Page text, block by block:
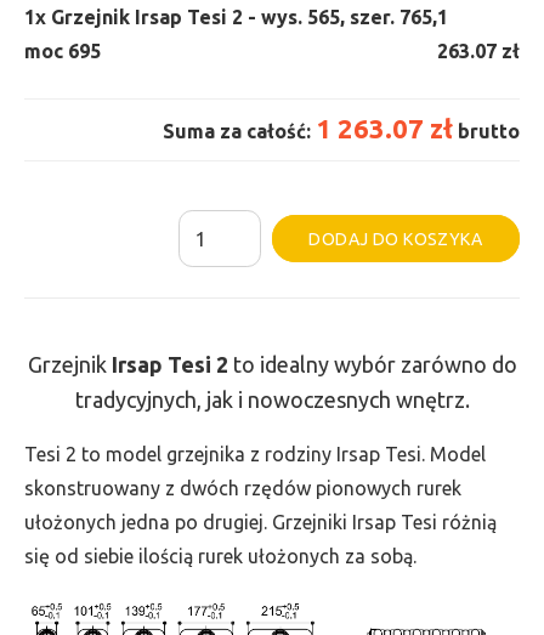
1x Grzejnik Irsap Tesi 2 - wys. 565, szer. 765,
moc 695
1
263.07 zł
Suma za całość: 1 263.07 zł brutto
ilość
Grzejnik
2
-
565,
szer.
765,
moc
695
DODAJ DO KOSZYKA
Grzejnik Irsap Tesi 2 to idealny wybór zarówno do
tradycyjnych, jak i nowoczesnych wnętrz.
Tesi 2 to model grzejnika z rodziny Irsap Tesi. Model
skonstruowany z dwóch rzędów pionowych rurek
ułożonych jedna po drugiej. Grzejniki Irsap Tesi różnią
się od siebie ilością rurek ułożonych za sobą.